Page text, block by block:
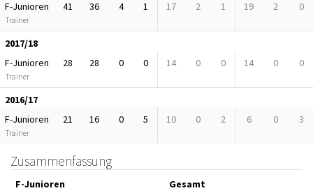
F-Junioren
Trainer
41 36 4 1 17 2 1 19 2 0
2017/18
F-Junioren
Trainer
28 28 0 0 14 0 0 14 0 0
2016/17
F-Junioren
Trainer
21 16 0 5 10 0 2 6 0 3
Zusammenfassung
F-Junioren Gesamt